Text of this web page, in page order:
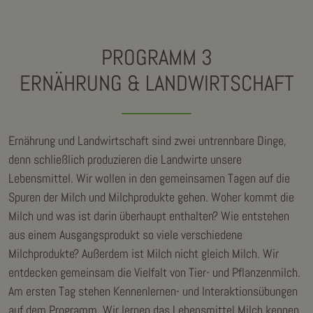
PROGRAMM 3
ERNÄHRUNG & LANDWIRTSCHAFT
Ernährung und Landwirtschaft sind zwei untrennbare Dinge,
denn schließlich produzieren die Landwirte unsere
Lebensmittel. Wir wollen in den gemeinsamen Tagen auf die
Spuren der Milch und Milchprodukte gehen. Woher kommt die
Milch und was ist darin überhaupt enthalten? Wie entstehen
aus einem Ausgangsprodukt so viele verschiedene
Milchprodukte? Außerdem ist Milch nicht gleich Milch. Wir
entdecken gemeinsam die Vielfalt von Tier- und Pflanzenmilch.
Am ersten Tag stehen Kennenlernen- und Interaktionsübungen